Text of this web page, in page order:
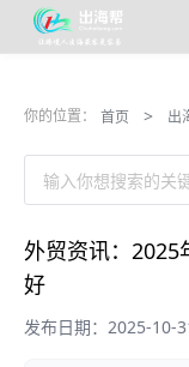
你的位置： 首页 > 出
输入你想搜索的关
外贸资讯：2025
好
发布日期：2025-10-